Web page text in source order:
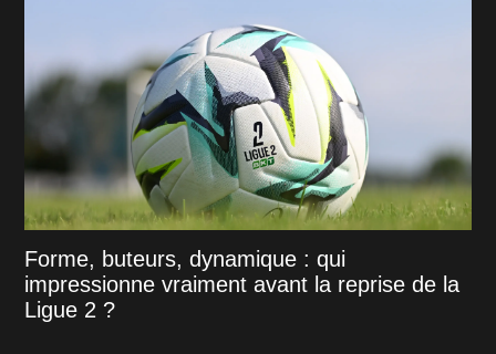
Forme, buteurs, dynamique : qui
impressionne vraiment avant la reprise de la
Ligue 2 ?